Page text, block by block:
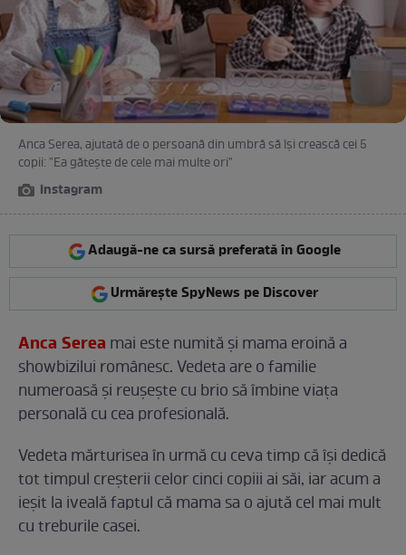
Anca Serea, ajutată de o persoană din umbră să își crească cei 5
copii: "Ea gătește de cele mai multe ori"
Instagram
Adaugă-ne ca sursă preferată în Google
Urmărește SpyNews pe Discover
Anca Serea mai este numită și mama eroină a
showbizilui românesc. Vedeta are o familie
numeroasă și reușește cu brio să îmbine viața
personală cu cea profesională.
Vedeta mărturisea în urmă cu ceva timp că își dedică
tot timpul creșterii celor cinci copiii ai săi, iar acum a
ieșit la iveală faptul că mama sa o ajută cel mai mult
cu treburile casei.